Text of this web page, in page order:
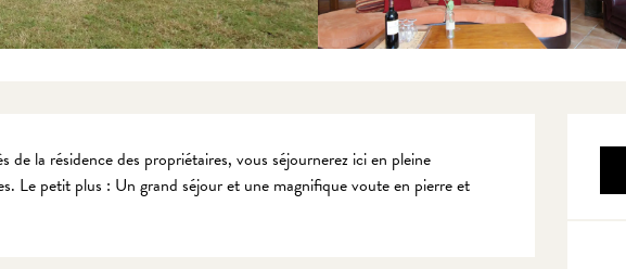
de la résidence des propriétaires, vous séjournerez ici en pleine
Le petit plus : Un grand séjour et une magnifique voute en pierre et